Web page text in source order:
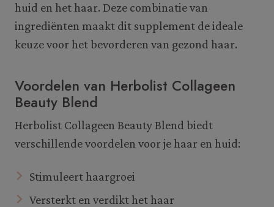
huid en het haar. Deze combinatie van
ingrediënten maakt dit supplement de ideale
keuze voor het bevorderen van gezond haar.
Voordelen van Herbolist Collageen
Beauty Blend
Herbolist Collageen Beauty Blend biedt
verschillende voordelen voor je haar en huid:
Stimuleert haargroei
Versterkt en verdikt het haar